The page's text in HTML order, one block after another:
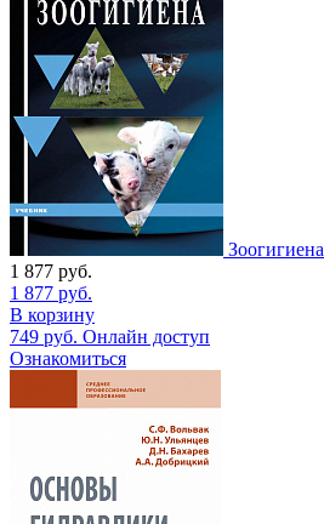
Зоогигиена
1 877 руб.
1 877 руб.
В корзину
749 руб. Онлайн доступ
Ознакомиться